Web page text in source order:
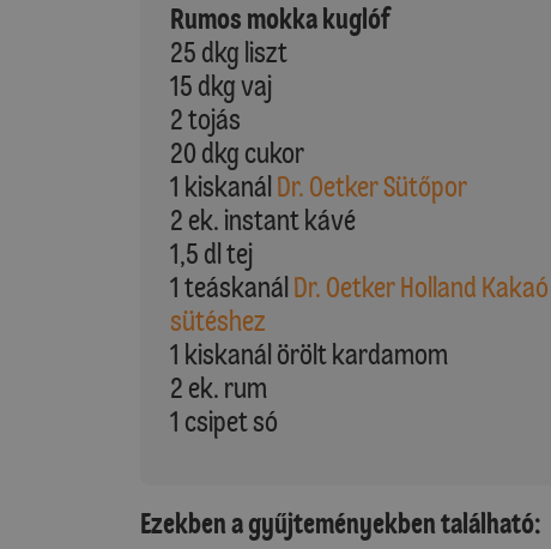
Rumos mokka kuglóf
25 dkg liszt
15 dkg vaj
2 tojás
20 dkg cukor
1 kiskanálDr. Oetker Sütőpor
2 ek. instant kávé
1,5 dl tej
1 teáskanálDr. Oetker Holland Kakaó
sütéshez
1 kiskanál örölt kardamom
2 ek. rum
1 csipet só
Ezekben a gyűjteményekben található: